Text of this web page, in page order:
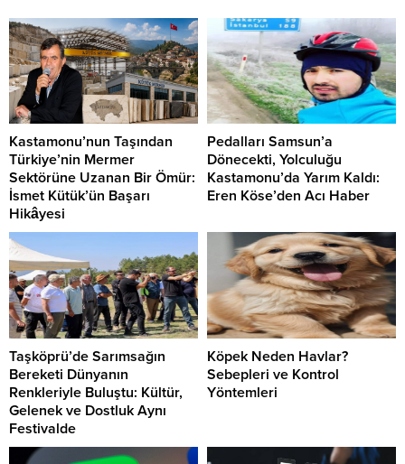
Kastamonu’nun Taşından
Türkiye’nin Mermer
Sektörüne Uzanan Bir Ömür:
İsmet Kütük’ün Başarı
Hikâyesi
Pedalları Samsun’a
Dönecekti, Yolculuğu
Kastamonu’da Yarım Kaldı:
Eren Köse’den Acı Haber
Taşköprü’de Sarımsağın
Bereketi Dünyanın
Renkleriyle Buluştu: Kültür,
Gelenek ve Dostluk Aynı
Festivalde
Köpek Neden Havlar?
Sebepleri ve Kontrol
Yöntemleri